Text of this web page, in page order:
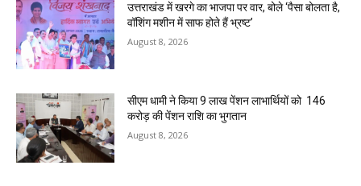
उत्तराखंड में खरगे का भाजपा पर वार, बोले ‘पैसा बोलता है,
वॉशिंग मशीन में साफ होते हैं भ्रष्ट’
August 8, 2026
सीएम धामी ने किया 9 लाख पेंशन लाभार्थियों को ₹ 146
करोड़ की पेंशन राशि का भुगतान
August 8, 2026